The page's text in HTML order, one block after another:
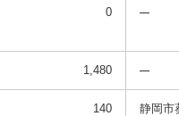
0
1,480
140
静岡市